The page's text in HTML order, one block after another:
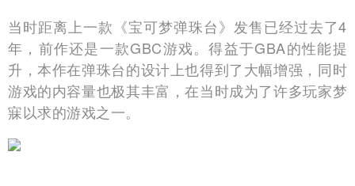
当时距离上一款《宝可梦弹珠台》发售已经过去了4
年，前作还是一款GBC游戏。得益于GBA的性能提
升，本作在弹珠台的设计上也得到了大幅增强，同时
游戏的内容量也极其丰富，在当时成为了许多玩家梦
寐以求的游戏之一。